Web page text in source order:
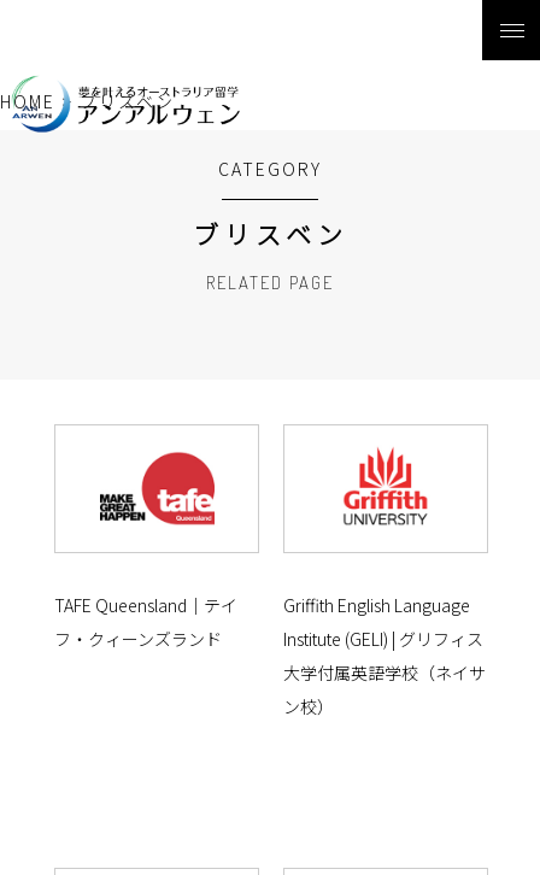
HOME >ブリスベン
CATEGORY
ブリスベン
RELATED PAGE
TAFE Queensland｜テイ
フ・クィーンズランド
Griffith English Language
Institute (GELI) | グリフィス
大学付属英語学校（ネイサ
ン校）